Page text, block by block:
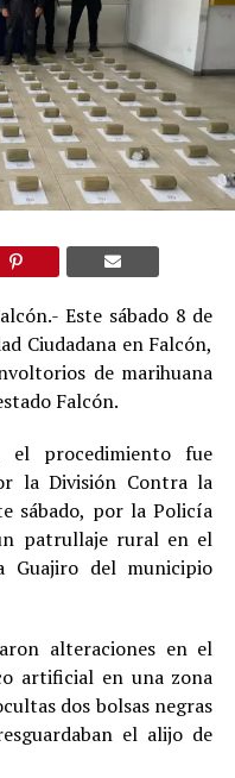
Este sábado 8 de
Ciudadana en Falcón,
de marihuana
Falcón.
el procedimiento fue
la División Contra la
sábado, por la Policía
patrullaje rural en el
Guajiro del municipio
alteraciones en el
artificial en una zona
dos bolsas negras
el alijo de